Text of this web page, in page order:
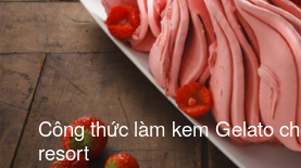
Công thức làm kem Gelato
resort